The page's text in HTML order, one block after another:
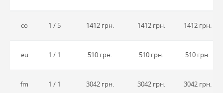
co 1 / 5 1412 грн. 1412 грн. 1412 грн.
eu 1 / 1 510 грн. 510 грн. 510 грн.
fm 1 / 1 3042 грн. 3042 грн. 3042 грн.